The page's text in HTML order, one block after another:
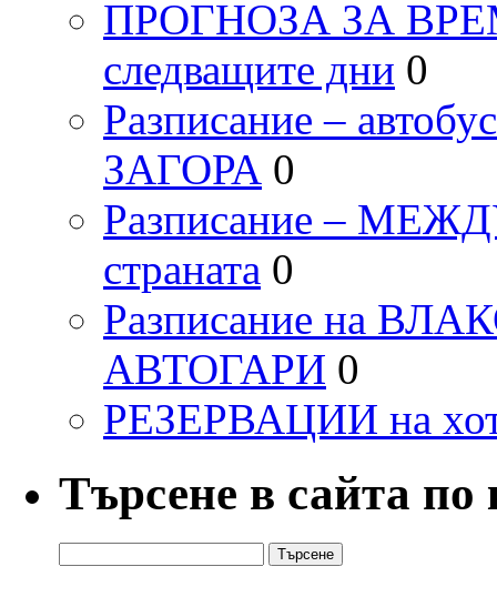
ПРОГНОЗА ЗА
следващите дни 0
Разписание –
ЗАГОРА 0
Разписание –
страната 0
Разписание на
АВТОГАРИ 0
РЕЗЕРВАЦИИ на
Търсене в сайта
за: